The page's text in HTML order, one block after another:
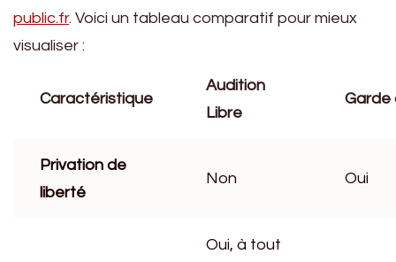
public.fr. Voici un tableau comparatif pour mieux
visualiser :
Caractéristique
Audition
Libre
Garde
Privation de
liberté
Non Oui
Oui, à tout